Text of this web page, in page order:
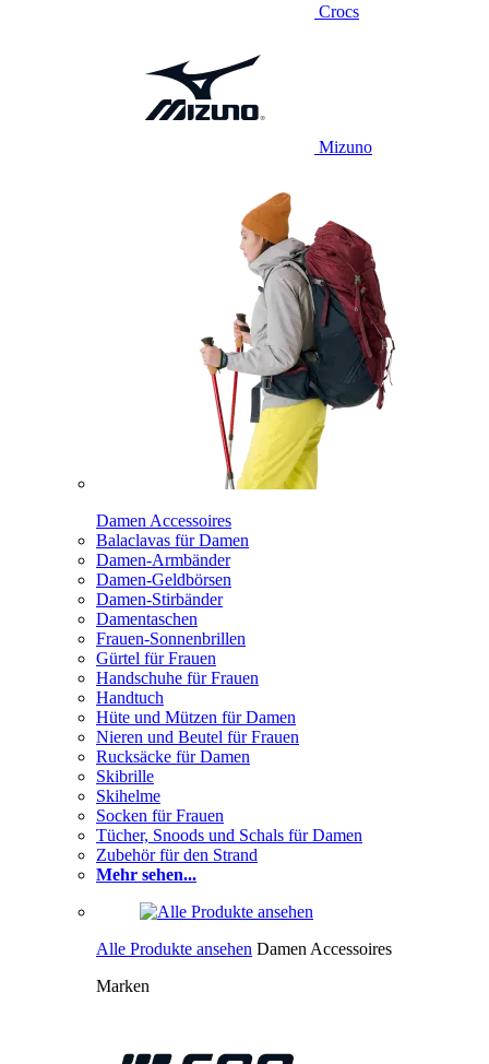
Crocs
Mizuno
Damen Accessoires
Balaclavas für Damen
Damen-Armbänder
Damen-Geldbörsen
Damen-Stirbänder
Damentaschen
Frauen-Sonnenbrillen
Gürtel für Frauen
Handschuhe für Frauen
Handtuch
Hüte und Mützen für Damen
Nieren und Beutel für Frauen
Rucksäcke für Damen
Skibrille
Skihelme
Socken für Frauen
Tücher, Snoods und Schals für Damen
Zubehör für den Strand
Mehr sehen...
Alle Produkte ansehen Damen Accessoires
Marken